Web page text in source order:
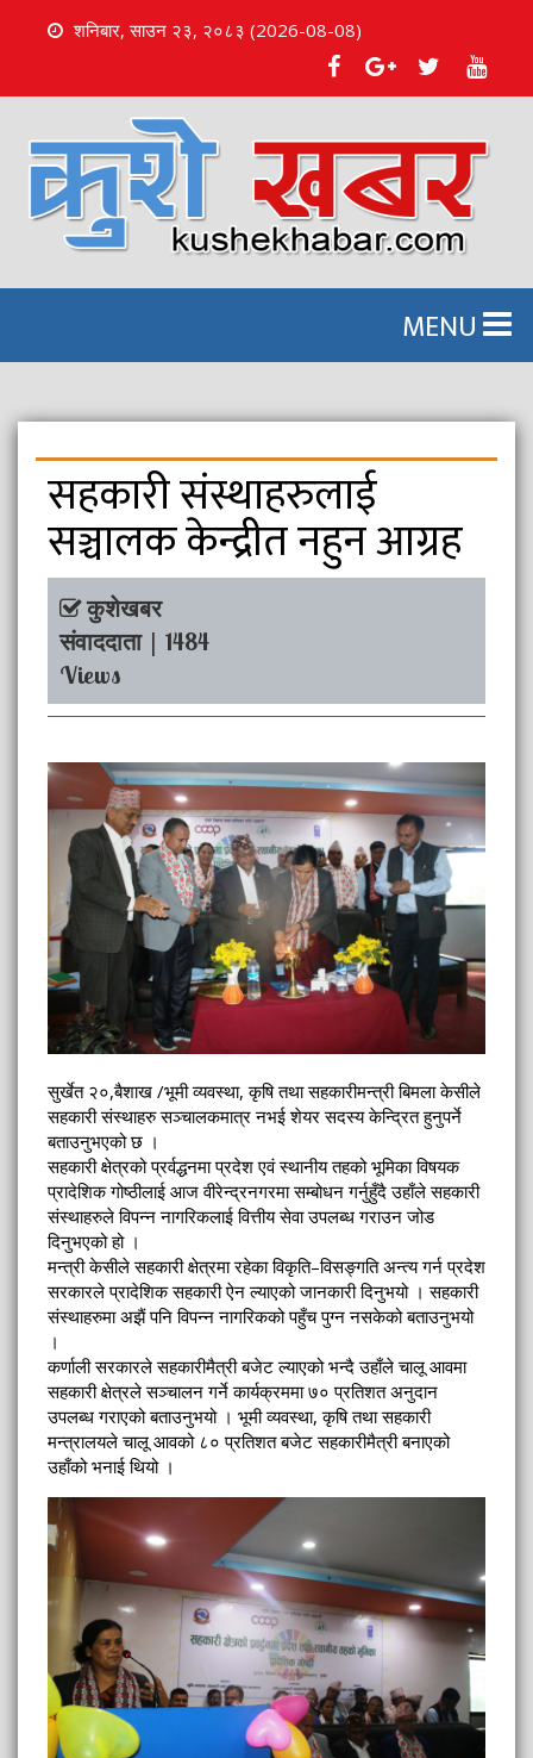
शनिबार, साउन २३, २०८३ (2026-08-08)
o
e
MENU
सहकारी संस्थाहरुलाई
सञ्चालक केन्द्रीत नहुन आग्रह
कुशेखबर
संवाददाता | 1484
Views
सुर्खेत २०,बैशाख /भूमी व्यवस्था, कृषि तथा सहकारीमन्त्री बिमला केसीले
सहकारी संस्थाहरु सञ्चालकमात्र नभई शेयर सदस्य केन्द्रित हुनुपर्ने
बताउनुभएको छ ।
सहकारी क्षेत्रको प्रर्वद्धनमा प्रदेश एवं स्थानीय तहको भूमिका विषयक
प्रादेशिक गोष्ठीलाई आज वीरेन्द्रनगरमा सम्बोधन गर्नुहुँदै उहाँले सहकारी
संस्थाहरुले विपन्न नागरिकलाई वित्तीय सेवा उपलब्ध गराउन जोड
दिनुभएको हो ।
मन्त्री केसीले सहकारी क्षेत्रमा रहेका विकृति–विसङ्गति अन्त्य गर्न प्रदेश
सरकारले प्रादेशिक सहकारी ऐन ल्याएको जानकारी दिनुभयो । सहकारी
संस्थाहरुमा अझैं पनि विपन्न नागरिकको पहुँच पुग्न नसकेको बताउनुभयो
।
कर्णाली सरकारले सहकारीमैत्री बजेट ल्याएको भन्दै उहाँले चालू आवमा
सहकारी क्षेत्रले सञ्चालन गर्ने कार्यक्रममा ७० प्रतिशत अनुदान
उपलब्ध गराएको बताउनुभयो । भूमी व्यवस्था, कृषि तथा सहकारी
मन्त्रालयले चालू आवको ८० प्रतिशत बजेट सहकारीमैत्री बनाएको
उहाँको भनाई थियो ।